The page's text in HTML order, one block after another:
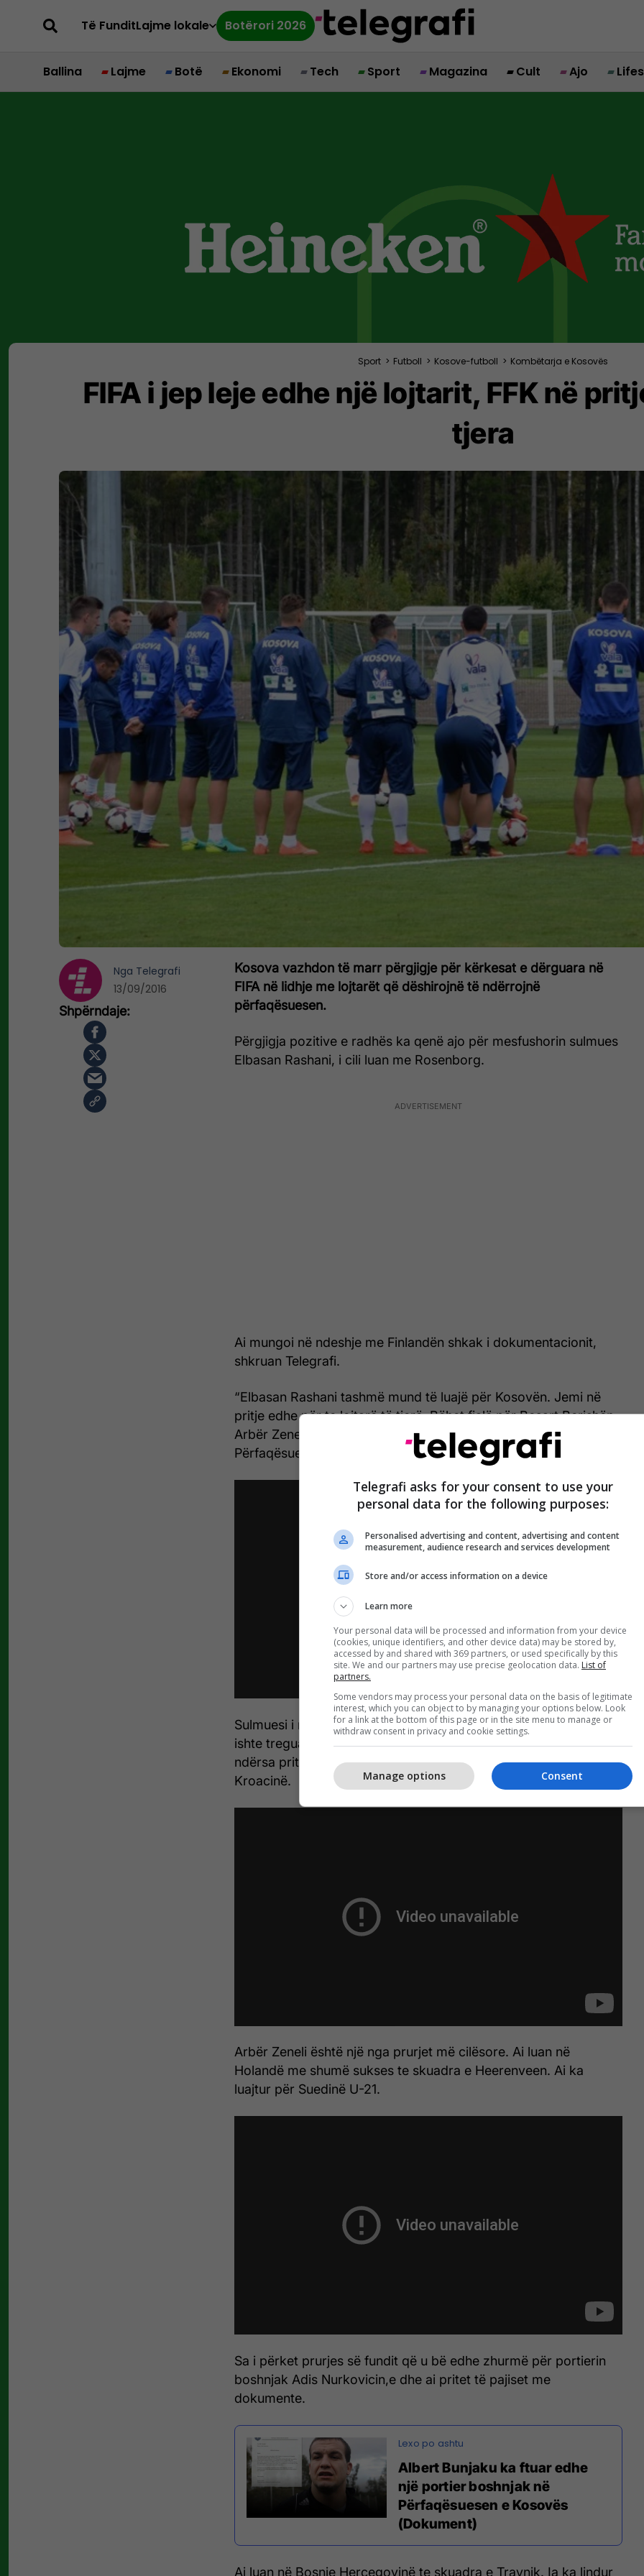
Të FunditLajme lokale Botërori 2026
Ballina Lajme Botë Ekonomi Tech Sport Magazina Cult Ajo
Sport > Futboll > Kosove-futboll > Kombëtarja e Kosovës
FIFA i jep leje edhe një lojtarit, FFK në
tjera
Kosova vazhdon të marr përgjigje për kërkesat e dërguara në
FIFA në lidhje me lojtarët që dëshirojnë të ndërrojnë
përfaqësuesen.
Përgjigja pozitive e radhës ka qenë ajo për mesfushorin sulmues
Elbasan Rashani, i cili luan me Rosenborg.
Ai mungoi në ndeshje me Finlandën shkak i dokumentacionit,
shkruan Telegrafi.
“Elbasan Rashani tashmë mund të luajë për Kosovën. Jemi në
pritje edhe për te lojtarë të tjerë. Bëhet fjalë për Besart Berishën,
Arbër Zenelin dhe Adis Nurkovicin”, ka thënë menaxheri i
Përfaqësueses së Kosovës, Bajram Shala për Telegrafi.
Sulmuesi i njohur Besart Berisha që luan me Melbourne Victory
ishte treguar muaj më parë që do të vinte të luante për Kosovë,
ndërsa pritet të jetë i gatshëm t’i prijë sulmit për ndeshjen me
Kroacinë.
Arbër Zeneli është një nga prurjet më cilësore. Ai luan në
Holandë me shumë sukses te skuadra e Heerenveen. Ai ka
luajtur për Suedinë U-21.
Sa i përket prurjes së fundit që u bë edhe zhurmë për portierin
boshnjak Adis Nurkovicin,e dhe ai pritet të pajiset me
dokumente.
Albert Bunjaku ka ftuar edhe
një portier boshnjak në
Përfaqësuesen e Kosovës
(Dokument)
Ai luan në Bosnje Hercegovinë te skuadra e Travnik. Ia ka lindur
Nga Telegrafi
13/09/2016
Telegrafi asks for your consent to use your
personal data for the following purposes:
Personalised advertising and content, advertising and content
measurement, audience research and services development
Store and/or access information on a device
Learn more
Your personal data will be processed and information from your device
(cookies, unique identifiers, and other device data) may be stored by,
accessed by and shared with 369 partners, or used specifically by this
site. We and our partners may use precise geolocation data. List of
partners.
Some vendors may process your personal data on the basis of legitimate
interest, which you can object to by managing your options below. Look
for a link at the bottom of this page or in the site menu to manage or
withdraw consent in privacy and cookie settings.
Consent
Manage options